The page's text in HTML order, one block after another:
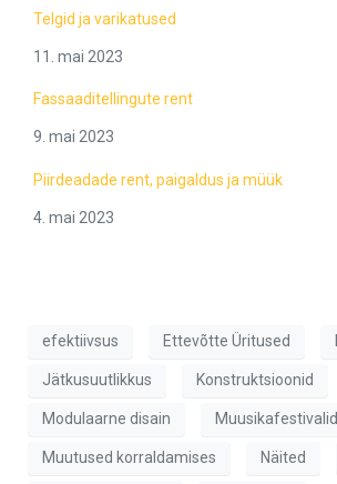
Telgid ja varikatused
11. mai 2023
Fassaaditellingute rent
9. mai 2023
Piirdeadade rent, paigaldus ja müük
4. mai 2023
efektiivsus Ettevõtte Üritused
Jätkusuutlikkus Konstruktsioonid
Modulaarne disain Muusikafestivalid
Muutused korraldamises Näited